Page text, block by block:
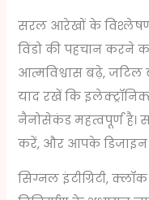
सरल आरेखों के
विंडो की पहचान करने
आत्मविश्वास बढ़े, जटिल
याद रखें कि
नैनोसेकंड महत्वपूर्ण है।
करें, और आपके डिजाइन
सिग्नल इंटीग्रिटी,